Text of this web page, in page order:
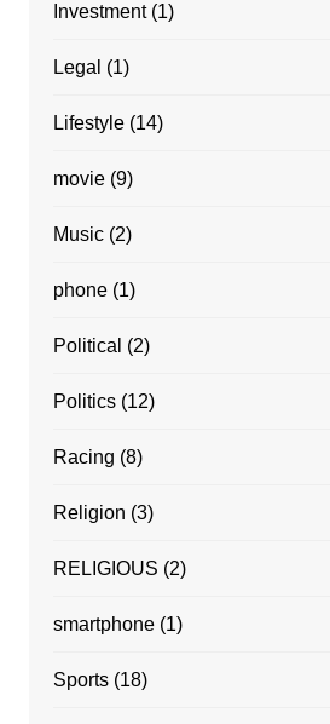
Investment(1)
Legal (1)
Lifestyle(14)
movie(9)
Music(2)
phone(1)
Political (2)
Politics(12)
Racing (8)
Religion (3)
RELIGIOUS (2)
smartphone(1)
Sports(18)